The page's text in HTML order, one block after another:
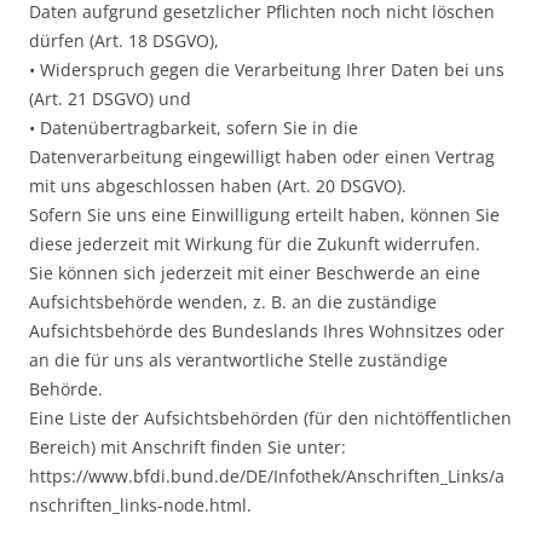
Daten aufgrund gesetzlicher Pflichten noch nicht löschen
dürfen (Art. 18 DSGVO),
• Widerspruch gegen die Verarbeitung Ihrer Daten bei uns
(Art. 21 DSGVO) und
• Datenübertragbarkeit, sofern Sie in die
Datenverarbeitung eingewilligt haben oder einen Vertrag
mit uns abgeschlossen haben (Art. 20 DSGVO).
Sofern Sie uns eine Einwilligung erteilt haben, können Sie
diese jederzeit mit Wirkung für die Zukunft widerrufen.
Sie können sich jederzeit mit einer Beschwerde an eine
Aufsichtsbehörde wenden, z. B. an die zuständige
Aufsichtsbehörde des Bundeslands Ihres Wohnsitzes oder
an die für uns als verantwortliche Stelle zuständige
Behörde.
Eine Liste der Aufsichtsbehörden (für den nichtöffentlichen
Bereich) mit Anschrift finden Sie unter:
https://www.bfdi.bund.de/DE/Infothek/Anschriften_Links/a
nschriften_links-node.html.